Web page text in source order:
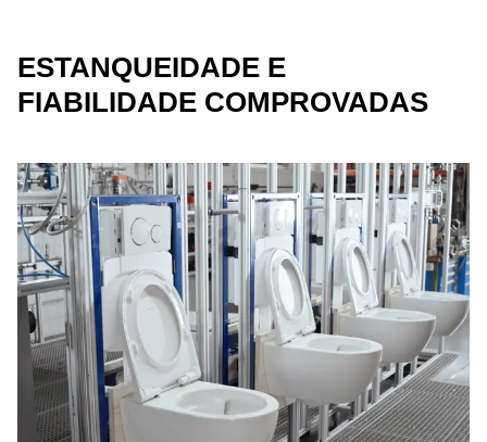
ESTANQUEIDADE E
FIABILIDADE COMPROVADAS